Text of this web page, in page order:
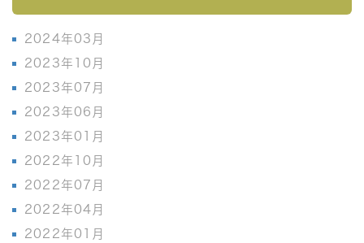
2024年03月
2023年10月
2023年07月
2023年06月
2023年01月
2022年10月
2022年07月
2022年04月
2022年01月